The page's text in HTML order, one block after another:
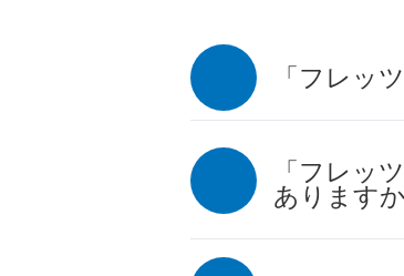
「フレッ
「フレッ
ありますか